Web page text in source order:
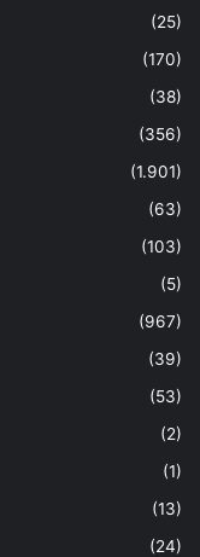
(25)
(170)
(38)
(356)
(1.901)
(63)
(103)
(5)
(967)
(39)
(53)
(2)
(1)
(13)
(24)